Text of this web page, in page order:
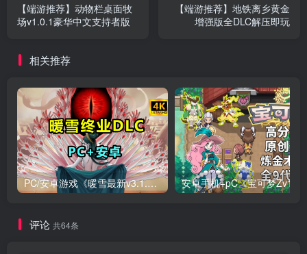
【端游推荐】动物栏桌面牧
场v1.0.1豪华中文支持者版
【端游推荐】地铁离乡黄金
增强版全DLC解压即玩
相关推荐
PC/安卓游戏《暖雪最新v3.1.0.1》终业DLC整合版！
评论 共64条